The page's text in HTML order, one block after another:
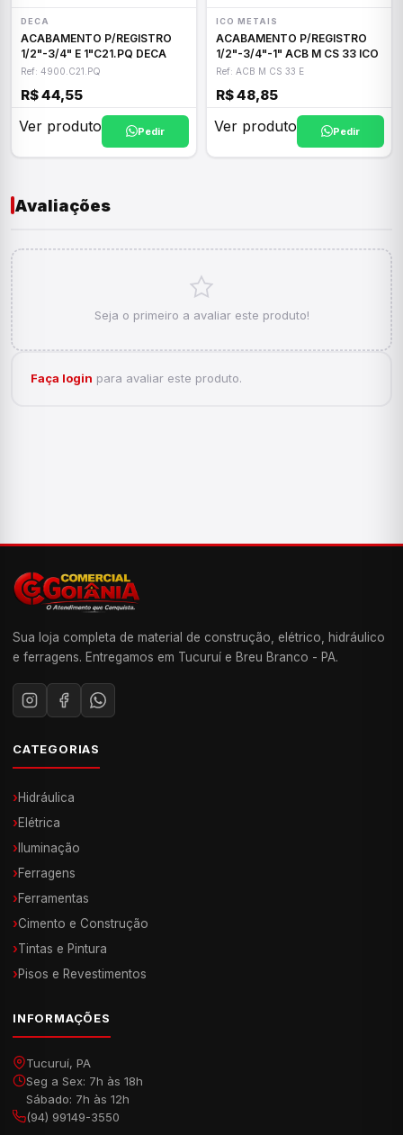
DECA
ACABAMENTO P/REGISTRO
1/2"-3/4" E 1"C21.PQ DECA
Ref: 4900.C21.PQ
R$ 44,55
Ver produto Pedir
ICO METAIS
ACABAMENTO P/REGISTRO
1/2"-3/4"-1" ACB M CS 33 ICO
Ref: ACB M CS 33 E
R$ 48,85
Ver produto Pedir
Avaliações
Seja o primeiro a avaliar este produto!
Faça login para avaliar este produto.
Sua loja completa de material de construção, elétrico, hidráulico
e ferragens. Entregamos em Tucuruí e Breu Branco - PA.
CATEGORIAS
›Hidráulica
›Elétrica
› Iluminação
›Ferragens
›Ferramentas
›Cimento e Construção
›Tintas e Pintura
›Pisos e Revestimentos
INFORMAÇÕES
Tucuruí, PA
Seg a Sex: 7h às 18h
Sábado: 7h às 12h
(94) 99149-3550